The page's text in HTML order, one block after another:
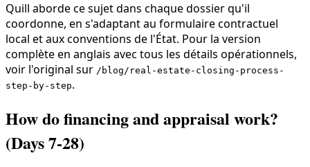
Quill aborde ce sujet dans chaque dossier qu'il
coordonne, en s'adaptant au formulaire contractuel
local et aux conventions de l'État. Pour la version
complète en anglais avec tous les détails opérationnels,
voir l'original sur /blog/real-estate-closing-process-
step-by-step.
How do financing and appraisal work?
(Days 7-28)